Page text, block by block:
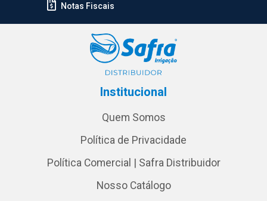
Notas Fiscais
Institucional
Quem Somos
Política de Privacidade
Política Comercial | Safra Distribuidor
Nosso Catálogo